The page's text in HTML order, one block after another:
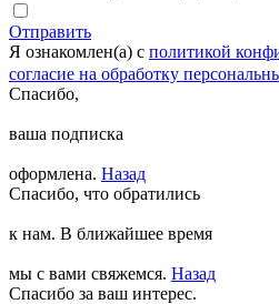
Отправить
Я ознакомлен(а) с политикой
согласие на обработку
Спасибо,
ваша подписка
оформлена. Назад
Спасибо, что обратились
к нам. В ближайшее время
мы с вами свяжемся. Назад
Спасибо за ваш интерес.